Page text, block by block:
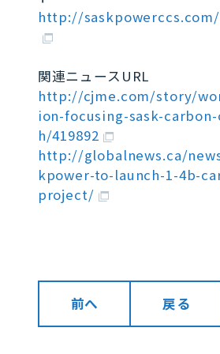
http://
関連ニュースURL
http://cjme.com/story/
ion-focusing-sask-
h/419892
http://globalnews.ca/
kpower-to-launch-1-4b-
project/
前へ 戻る